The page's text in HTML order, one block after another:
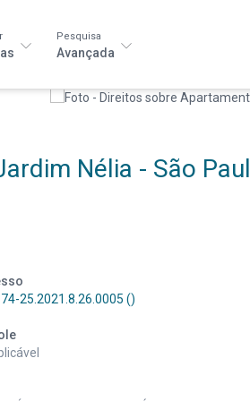
Pesquisa
Avançada
Nélia - São
25.2021.8.26.0005 ()